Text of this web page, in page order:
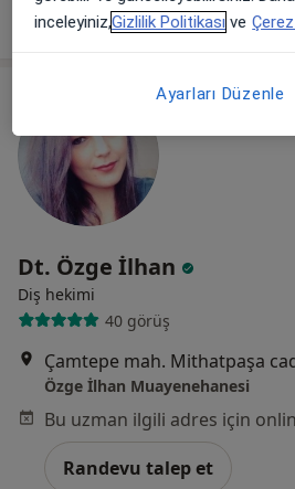
Randevu talep et
Dt. Özge İlhan
Diş hekimi
40 görüş
Özge İlhan Muayenehanesi
Randevu talep et
inceleyiniz,Gizlilik Politikası ve
Ayarları Düzenle